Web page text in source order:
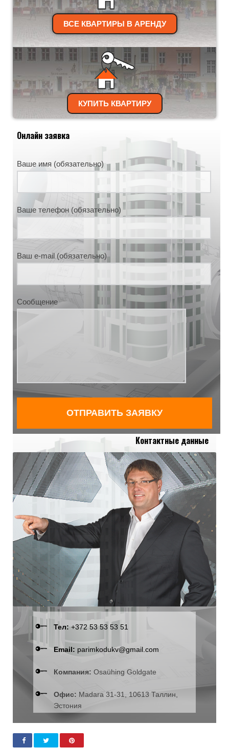
ВСЕ КВАРТИРЫ В АРЕНДУ
КУПИТЬ КВАРТИРУ
Онлайн заявка
Ваше имя (обязательно)
Ваше телефон (обязательно)
Ваш e-mail (обязательно)
Сообщение
Контактные данные
Тел: +372 53 53 53 51
Email: parimkodukv@gmail.com
Компания: Osaühing Goldgate
Офис: Madara 31-31, 10613 Таллин,
Эстония